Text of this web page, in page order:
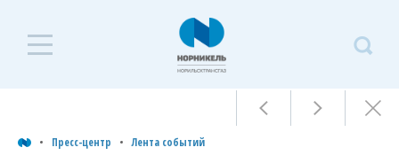
Пресс-центр Лента событий